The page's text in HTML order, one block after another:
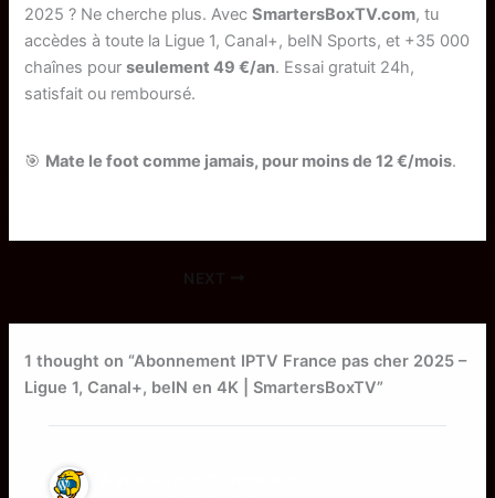
2025 ? Ne cherche plus. AvecSmartersBoxTV.com, tu
accèdes à toute la Ligue 1, Canal+, beIN Sports, et +35 000
chaînes pourseulement 49 €/an. Essai gratuit 24h,
satisfait ou remboursé.
🎯 Mate le foot comme jamais, pour moins de 12 €/mois.
1 thought on “Abonnement IPTV France pas cher 2025 –
Ligue 1, Canal+, beIN en 4K | SmartersBoxTV”